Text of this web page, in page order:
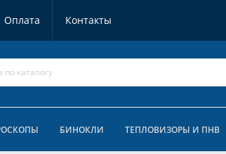
Оплата Контакты
БИНОКЛИ ТЕПЛОВИЗОРЫ И ПНВ